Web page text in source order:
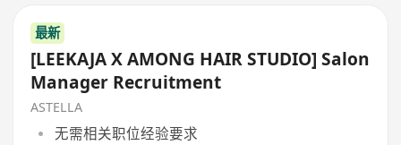
最新
[LEEKAJA X AMONG HAIR STUDIO] Salon
Manager Recruitment
ASTELLA
无需相关职位经验要求